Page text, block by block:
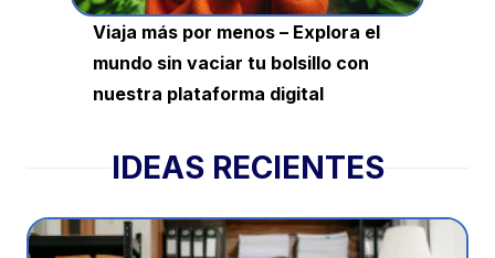
Viaja más por menos – Explora el
mundo sin vaciar tu bolsillo con
nuestra plataforma digital
IDEAS RECIENTES